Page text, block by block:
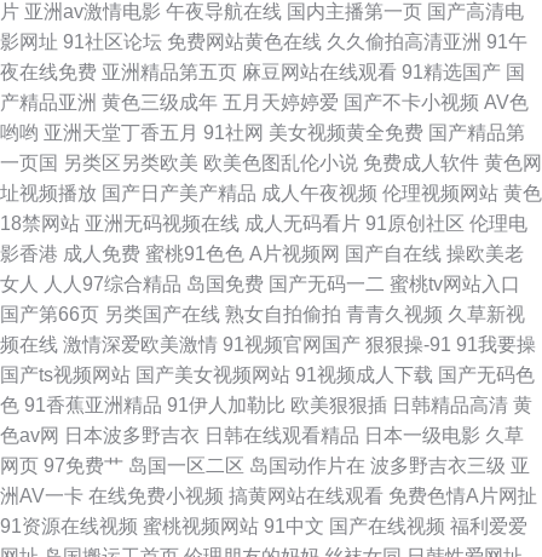
片 亚洲av激情电影 午夜导航在线 国内主播第一页 国产高清电
影网址 91社区论坛 免费网站黄色在线 久久偷拍高清亚洲 91午
夜在线免费 亚洲精品第五页 麻豆网站在线观看 91精选国产 国
产精品亚洲 黄色三级成年 五月天婷婷爱 国产不卡小视频 AV色
哟哟 亚洲天堂丁香五月 91社网 美女视频黄全免费 国产精品第
一页国 另类区另类欧美 欧美色图乱伦小说 免费成人软件 黄色网
址视频播放 国产日产美产精品 成人午夜视频 伦理视频网站 黄色
18禁网站 亚洲无码视频在线 成人无码看片 91原创社区 伦理电
影香港 成人免费 蜜桃91色色 A片视频网 国产自在线 操欧美老
女人
人人97综合精品 岛国免费 国产无码一二 蜜桃tv网站入口
国产第66页 另类国产在线 熟女自拍偷拍 青青久视频 久草新视
频在线 激情深爱欧美激情 91视频官网国产 狠狠操-91 91我要操
国产ts视频网站 国产美女视频网站 91视频成人下载 国产无码色
色 91香蕉亚洲精品 91伊人加勒比 欧美狠狠插 日韩精品高清 黄
色av网 日本波多野吉衣 日韩在线观看精品 日本一级电影 久草
网页 97免费艹 岛国一区二区 岛国动作片在 波多野吉衣三级 亚
洲AV一卡 在线免费小视频 搞黄网站在线观看 免费色情A片网扯
91资源在线视频 蜜桃视频网站 91中文 国产在线视频 福利爱爱